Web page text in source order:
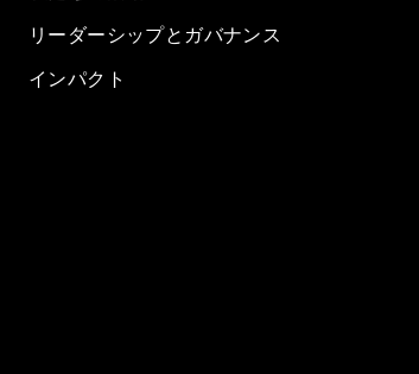
リーダーシップとガバナンス
インパクト